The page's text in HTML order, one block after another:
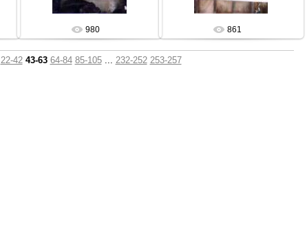
980 861
22-42 43-63 64-84 85-105 ... 232-252 253-257